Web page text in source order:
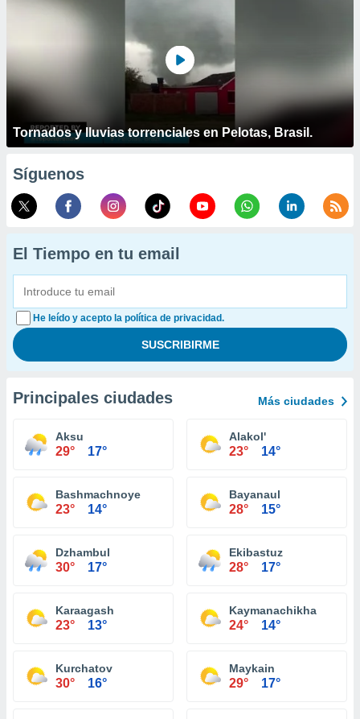
Tornados y lluvias torrenciales en Pelotas, Brasil.
Síguenos
El Tiempo en tu email
He leído y acepto la política de privacidad.
Principales ciudades Más ciudades
Aksu
29° 17°
Alakol'
23° 14°
Bashmachnoye
23° 14°
Bayanaul
28° 15°
Dzhambul
30° 17°
Ekibastuz
28° 17°
Karaagash
23° 13°
Kaymanachikha
24° 14°
Kurchatov
30° 16°
Maykain
29° 17°